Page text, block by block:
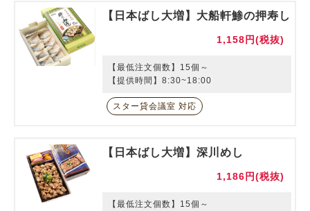
【日本ばし大増】大船軒鯵の押寿し
1,158円(税抜)
【最低注文個数】15個～
【提供時間】8:30~18:00
スター貸会議室 対応
【日本ばし大増】深川めし
1,186円(税抜)
【最低注文個数】15個～